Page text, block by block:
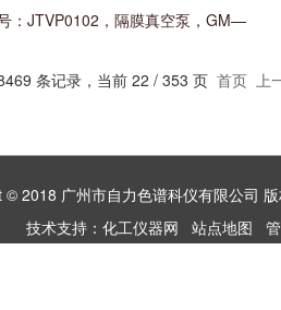
：JTVP0102，隔膜真空泵，GM—
条记录，当前 22 / 353 页 首页 上
© 2018 广州市自力色谱科仪有限公司
技术支持： 化工仪器网 站点地图